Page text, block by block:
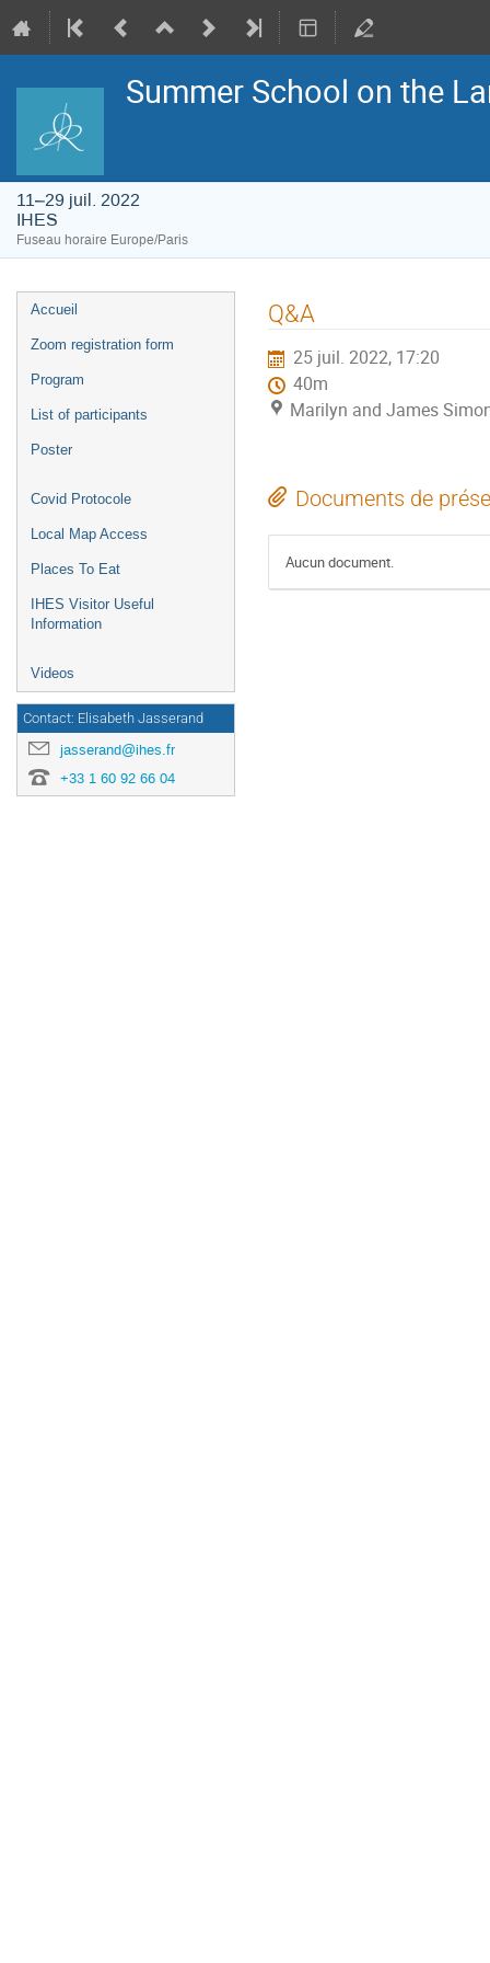
Summer School on the
11–29 juil. 2022
IHES
Fuseau horaire Europe/Paris
Menu
de
l'événement
Accueil
Zoom registration form
Program
List of participants
Poster
Covid Protocole
Local Map Access
Places To Eat
IHES Visitor Useful
Information
Videos
Contact: Elisabeth Jasserand
jasserand@ihes.fr
+33 1 60 92 66 04
Q&A
25 juil. 2022, 17:20
40m
Marilyn and James
Documents de
Aucun document.